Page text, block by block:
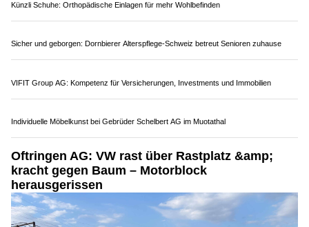
Sicher und geborgen: Dornbierer Alterspflege-Schweiz betreut Senioren zuhause
VIFIT Group AG: Kompetenz für Versicherungen, Investments und Immobilien